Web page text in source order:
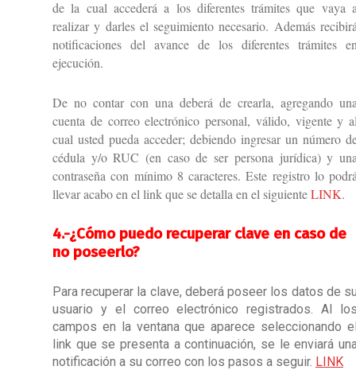
de la cual accederá a los diferentes trámites que vaya
realizar y darles el seguimiento necesario. Además
notificaciones del avance de los diferentes trámites
ejecución.
De no contar con una deberá de crearla, agregando
cuenta de correo electrónico personal, válido, vigente y
cual usted pueda acceder; debiendo ingresar un número
cédula y/o RUC (en caso de ser persona jurídica) y
contraseña con mínimo 8 caracteres. Este registro lo
llevar acabo en el link que se detalla en el siguienteLINK.
4.-¿Cómo puedo recuperar clave en caso de
no poseerlo?
Para recuperar la clave, deberá poseer los datos de
usuario y el correo electrónico registrados. Al
campos en la ventana que aparece seleccionando
link que se presenta a continuación, se le enviará
notificación a su correo con los pasos a seguir. LINK